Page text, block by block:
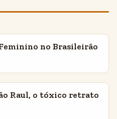
no Brasileirão
Raul, o tóxico retrato